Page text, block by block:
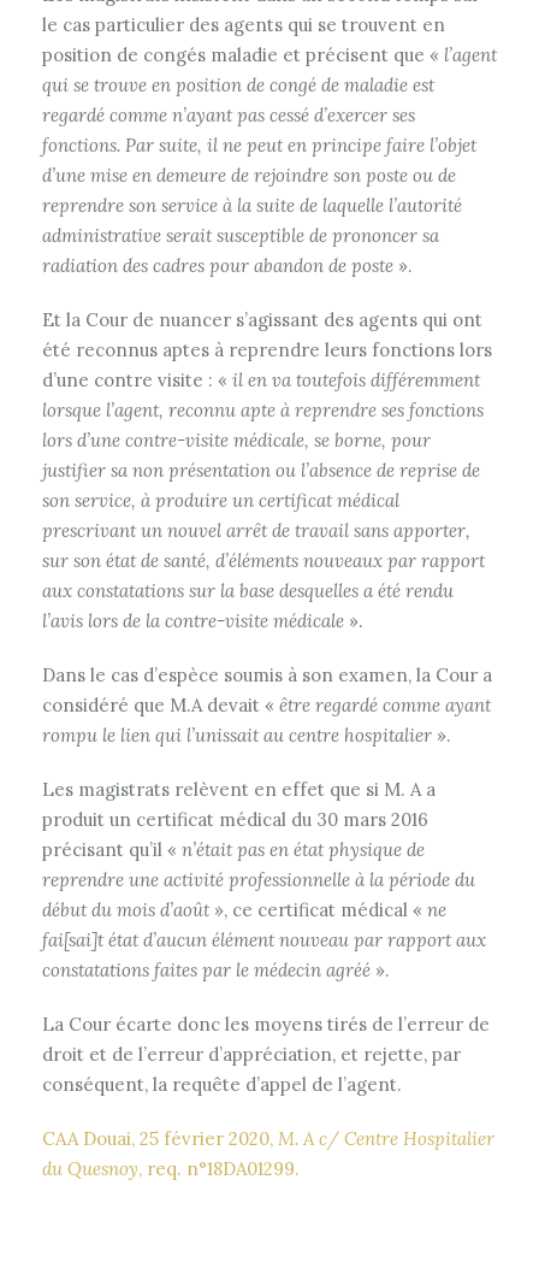
le cas particulier des agents qui se trouvent en
position de congés maladie et précisent que « l’agent
qui se trouve en position de congé de maladie est
regardé comme n’ayant pas cessé d’exercer ses
fonctions. Par suite, il ne peut en principe faire l’objet
d’une mise en demeure de rejoindre son poste ou de
reprendre son service à la suite de laquelle l’autorité
administrative serait susceptible de prononcer sa
radiation des cadres pour abandon de poste ».
Et la Cour de nuancer s’agissant des agents qui ont
été reconnus aptes à reprendre leurs fonctions lors
d’une contre visite : « il en va toutefois différemment
lorsque l’agent, reconnu apte à reprendre ses fonctions
lors d’une contre-visite médicale, se borne, pour
justifier sa non présentation ou l’absence de reprise de
son service, à produire un certificat médical
prescrivant un nouvel arrêt de travail sans apporter,
sur son état de santé, d’éléments nouveaux par rapport
aux constatations sur la base desquelles a été rendu
l’avis lors de la contre-visite médicale ».
Dans le cas d’espèce soumis à son examen, la Cour a
considéré que M.A devait « être regardé comme ayant
rompu le lien qui l’unissait au centre hospitalier ».
Les magistrats relèvent en effet que si M. A a
produit un certificat médical du 30 mars 2016
précisant qu’il « n’était pas en état physique de
reprendre une activité professionnelle à la période du
début du mois d’août », ce certificat médical « ne
fai[sai]t état d’aucun élément nouveau par rapport aux
constatations faites par le médecin agréé ».
La Cour écarte donc les moyens tirés de l’erreur de
droit et de l’erreur d’appréciation, et rejette, par
conséquent, la requête d’appel de l’agent.
CAA Douai, 25 février 2020, M. A c/ Centre Hospitalier
du Quesnoy, req. n°18DA01299.